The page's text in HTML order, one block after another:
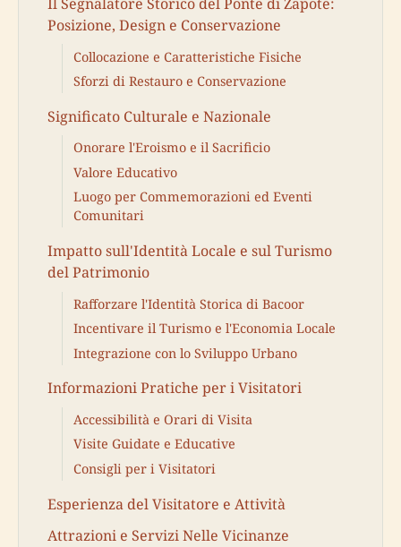
Posizione, Design e Conservazione
Collocazione e Caratteristiche Fisiche
Sforzi di Restauro e Conservazione
Significato Culturale e Nazionale
Onorare l'Eroismo e il Sacrificio
Valore Educativo
Luogo per Commemorazioni ed Eventi
Comunitari
Impatto sull'Identità Locale e sul Turismo
del Patrimonio
Rafforzare l'Identità Storica di Bacoor
Incentivare il Turismo e l'Economia Locale
Integrazione con lo Sviluppo Urbano
Informazioni Pratiche per i Visitatori
Accessibilità e Orari di Visita
Visite Guidate e Educative
Consigli per i Visitatori
Esperienza del Visitatore e Attività
Attrazioni e Servizi Nelle Vicinanze